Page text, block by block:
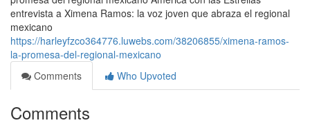
entrevista a Ximena Ramos: la voz joven que abraza el regional
mexicano
https://harleyfzco364776.luwebs.com/38206855/ximena-ramos-
la-promesa-del-regional-mexicano
Comments
Who Upvoted
Comments